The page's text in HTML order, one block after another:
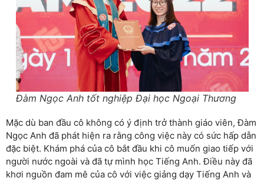
Đàm Ngọc Anh tốt nghiệp Đại học Ngoại Thương
Mặc dù ban đầu cô không có ý định trở thành giáo viên, Đàm
Ngọc Anh đã phát hiện ra rằng công việc này có sức hấp dẫn
đặc biệt. Khám phá của cô bắt đầu khi cô muốn giao tiếp với
người nước ngoài và đã tự mình học Tiếng Anh. Điều này đã
khơi nguồn đam mê của cô với việc giảng dạy Tiếng Anh và